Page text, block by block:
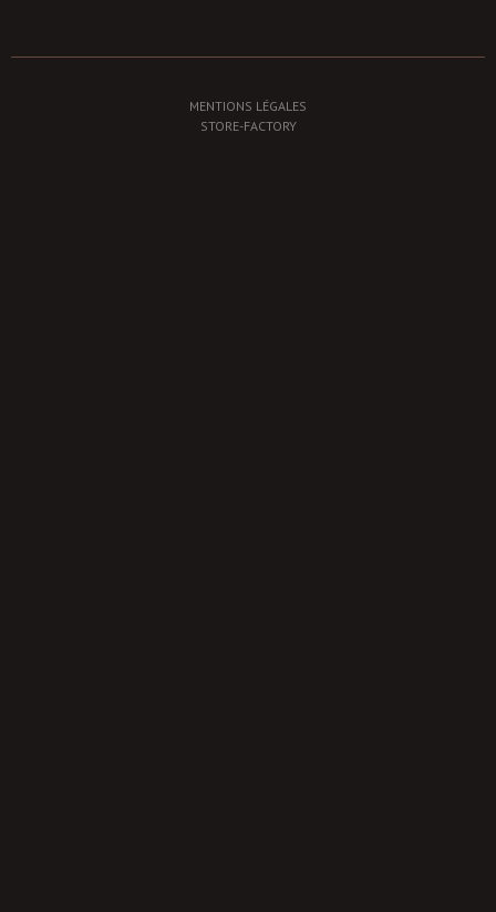
MENTIONS LÉGALES
STORE-FACTORY